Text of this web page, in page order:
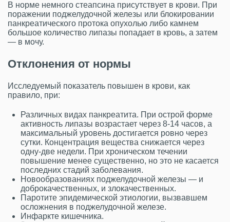
В норме немного стеапсина присутствует в крови. При
поражении поджелудочной железы или блокировании
панкреатического протока опухолью либо камнем
большое количество липазы попадает в кровь, а затем
— в мочу.
Отклонения от нормы
Исследуемый показатель повышен в крови, как
правило, при:
Различных видах панкреатита. При острой форме
активность липазы возрастает через 8-14 часов, а
максимальный уровень достигается ровно через
сутки. Концентрация вещества снижается через
одну-две недели. При хроническом течении
повышение менее существенно, но это не касается
последних стадий заболевания.
Новообразованиях поджелудочной железы — и
доброкачественных, и злокачественных.
Паротите эпидемической этиологии, вызвавшем
осложнения в поджелудочной железе.
Инфаркте кишечника.